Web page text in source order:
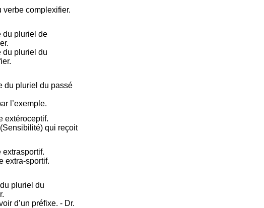
complexifier.
du pluriel de
du pluriel du
du pluriel du passé
l’exemple.
extéroceptif.
qui reçoit
extra-sportif.
pluriel du
d’un préfixe. - Dr.